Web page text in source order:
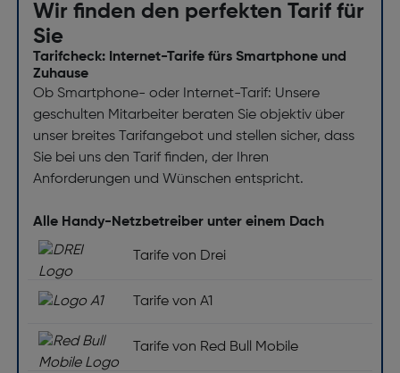
Wir finden den perfekten Tarif für
Sie
Tarifcheck: Internet-Tarife fürs Smartphone und
Zuhause
Ob Smartphone- oder Internet-Tarif: Unsere
geschulten Mitarbeiter beraten Sie objektiv über
unser breites Tarifangebot und stellen sicher, dass
Sie bei uns den Tarif finden, der Ihren
Anforderungen und Wünschen entspricht.
Alle Handy-Netzbetreiber unter einem Dach
Tarife von Drei
Tarife von A1
Tarife von Red Bull Mobile